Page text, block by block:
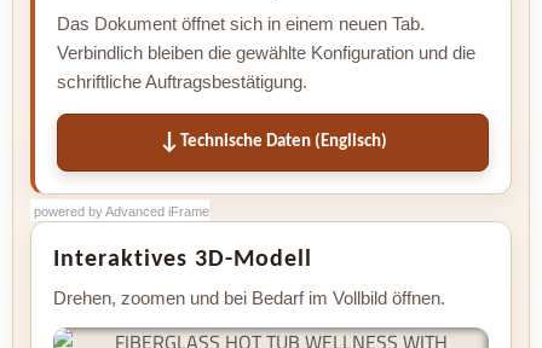
Das Dokument öffnet sich in einem neuen Tab.
Verbindlich bleiben die gewählte Konfiguration und die
schriftliche Auftragsbestätigung.
Technische Daten (Englisch)
powered by Advanced iFrame
powered by Advanced iFrame
powered by Advanced iFrame
Interaktives 3D-Modell
Drehen, zoomen und bei Bedarf im Vollbild öffnen.